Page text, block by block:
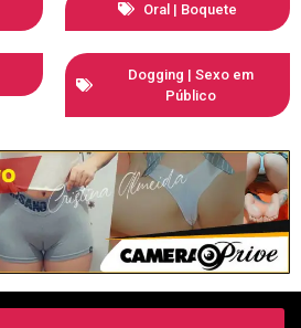
Oral | Boquete
Dogging | Sexo em
Público